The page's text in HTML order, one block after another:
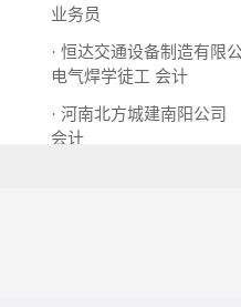
业务员
· 恒达交通设备制造有限
电气焊学徒工 会计
· 河南北方城建南阳公司
会计